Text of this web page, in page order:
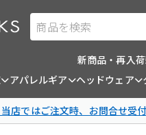
商品を検索
新商品・再入荷
アパレルギア ヘッドウェア
当店ではご注文時、お問合せ